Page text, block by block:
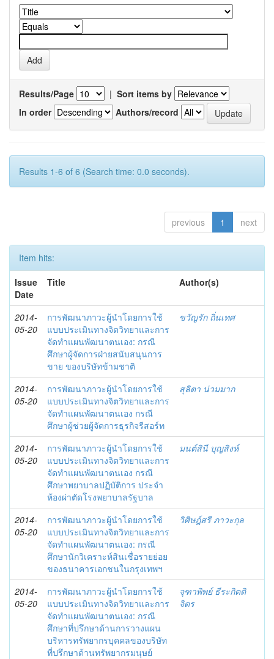
Results/Page | Sort items by
In order
Authors/record
Results 1-6 of 6 (Search time: 0.0 seconds).
previous 1 next
Item hits:
Issue
Date
Title Author(s)
2014-
05-20
การพัฒนาภาวะผู้นำโดยการใช้
แบบประเมินทางจิตวิทยาและการ
จัดทำแผนพัฒนาตนเอง: กรณี
ศึกษาผู้จัดการฝ่ายสนับสนุนการ
ขาย ของบริษัทข้ามชาติ
ขวัญรัก ถิ่นเทศ
2014-
05-20
การพัฒนาภาวะผู้นำโดยการใช้
แบบประเมินทางจิตวิทยาและการ
จัดทำแผนพัฒนาตนเอง กรณี
ศึกษาผู้ช่วยผู้จัดการธุรกิจรีสอร์ท
สุลิตา น่วมมาก
2014-
05-20
การพัฒนาภาวะผู้นำโดยการใช้
แบบประเมินทางจิตวิทยาและการ
จัดทำแผนพัฒนาตนเอง กรณี
ศึกษาพยาบาลปฏิบัติการ ประจำ
ห้องผ่าตัดโรงพยาบาลรัฐบาล
มนต์สินี บุญสิงห์
2014-
05-20
การพัฒนาภาวะผู้นำโดยการใช้
แบบประเมินทางจิตวิทยาและการ
จัดทำแผนพัฒนาตนเอง: กรณี
ศึกษานักวิเคราะห์สินเชื่อรายย่อย
ของธนาคารเอกชนในกรุงเทพฯ
วิศิษฎ์สรี ภาวะกุล
2014-
05-20
การพัฒนาภาวะผู้นำโดยการใช้
แบบประเมินทางจิตวิทยาและการ
จัดทำแผนพัฒนาตนเอง: กรณี
ศึกษาที่ปรึกษาด้านการวางแผน
บริหารทรัพยากรบุคคลของบริษัท
ที่ปรึกษาด้านทรัพยากรมนุษย์
จุฑาพิพย์ ธีระกิตติ
จิตร